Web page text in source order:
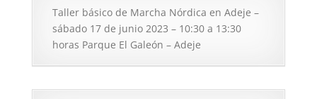
Taller básico de Marcha Nórdica en Adeje –
sábado 17 de junio 2023 – 10:30 a 13:30
horas Parque El Galeón – Adeje